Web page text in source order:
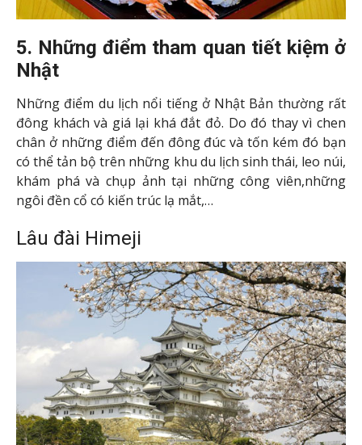
5. Những điểm tham quan tiết kiệm ở
Nhật
Những điểm du lịch nổi tiếng ở Nhật Bản thường rất
đông khách và giá lại khá đắt đỏ. Do đó thay vì chen
chân ở những điểm đến đông đúc và tốn kém đó bạn
có thể tản bộ trên những khu du lịch sinh thái, leo núi,
khám phá và chụp ảnh tại những công viên,những
ngôi đền cổ có kiến trúc lạ mắt,…
Lâu đài Himeji